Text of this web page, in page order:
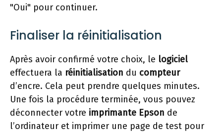
"Oui" pour continuer.
Finaliser la réinitialisation
Après avoir confirmé votre choix, le logiciel
effectuera la réinitialisation du compteur
d’encre. Cela peut prendre quelques minutes.
Une fois la procédure terminée, vous pouvez
déconnecter votre imprimante Epson de
l’ordinateur et imprimer une page de test pour